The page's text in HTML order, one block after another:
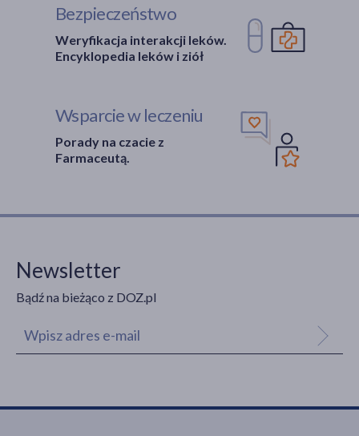
Bezpieczeństwo
Weryfikacja interakcji leków.
Encyklopedia leków i ziół
Wsparcie w leczeniu
Porady na czacie z
Farmaceutą.
Newsletter
Bądź na bieżąco z DOZ.pl